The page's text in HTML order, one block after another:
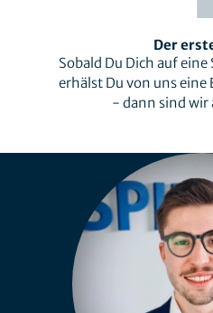
Der
Sobald Du Dich auf
erhälst Du von uns
- dann sind wir